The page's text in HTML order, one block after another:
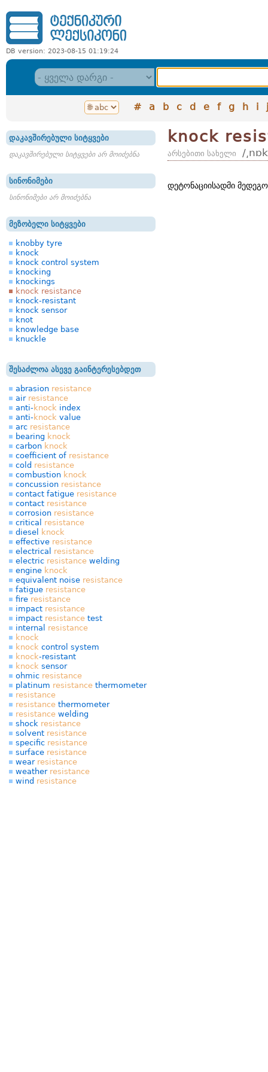
DB version: 2023-08-15 01:19:24
# a b c d e f g h i j
დაკავშირებული სიტყვები
დაკავშირებული სიტყვები არ მოიძებნა
სინონიმები
სინონიმები არ მოიძებნა
მეზობელი სიტყვები
knobby tyre
knock
knock control system
knocking
knockings
knock resistance
knock-resistant
knock sensor
knot
knowledge base
knuckle
შესაძლოა ასევე გაინტერესებდეთ
abrasion resistance
air resistance
anti- knock index
anti- knock value
arc resistance
bearing knock
carbon knock
coefficient of resistance
cold resistance
combustion knock
concussion resistance
contact fatigue resistance
contact resistance
corrosion resistance
critical resistance
diesel
knock
effective resistance
electrical resistance
electric resistance welding
engine knock
equivalent noise resistance
fatigue resistance
fire resistance
impact resistance
impact resistance test
internal resistance
knock
knock control system
knock-resistant
knock sensor
ohmic resistance
platinum resistance thermometer
resistance
resistance thermometer
resistance welding
shock resistance
solvent resistance
specific resistance
surface resistance
wear resistance
weather resistance
wind resistance
knock
არსებითი სახელი /
დეტონაციისადმი